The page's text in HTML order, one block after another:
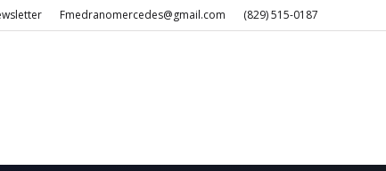
Fmedranomercedes@gmail.com (829) 515-0187